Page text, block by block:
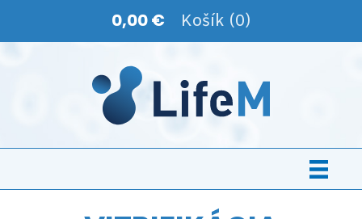
0,00 € Košík (0)